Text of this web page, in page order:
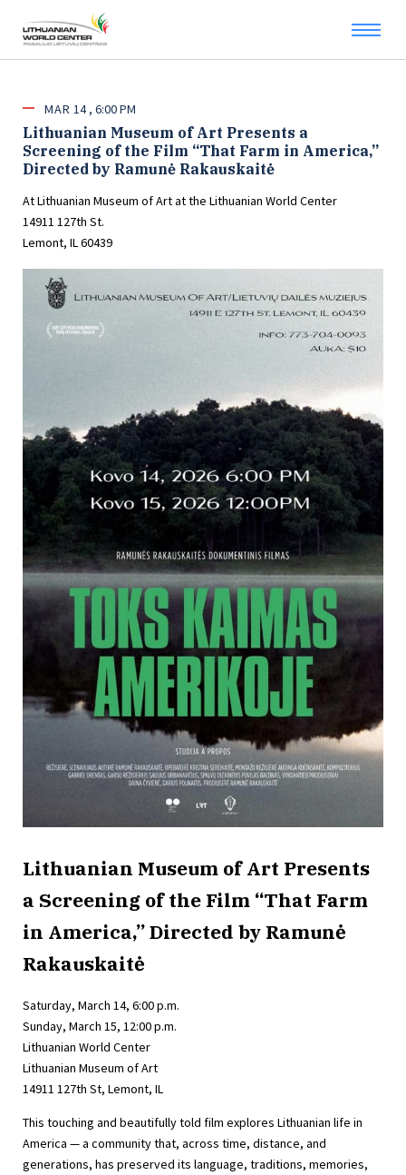
MAR 14 6:00 PM
Lithuanian Museum of Art Presents a
Screening of the Film “That Farm in America,”
Directed by Ramunė Rakauskaitė
At Lithuanian Museum of Art at the Lithuanian World Center
14911 127th St.
Lemont, IL 60439
Lithuanian Museum of Art Presents
a Screening of the Film “That Farm
in America,” Directed by Ramunė
Rakauskaitė
Saturday, March 14, 6:00 p.m.
Sunday, March 15, 12:00 p.m.
Lithuanian World Center
Lithuanian Museum of Art
14911 127th St, Lemont, IL
This touching and beautifully told film explores Lithuanian life in
America — a community that, across time, distance, and
generations, has preserved its language, traditions, memories,